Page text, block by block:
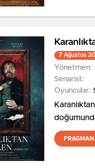
7 Ağustos
Yönetmen:
Senarist:
Oyuncular: